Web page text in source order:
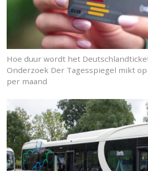
Hoe duur wordt het
Onderzoek Der Tagesspiegel mikt
per maand